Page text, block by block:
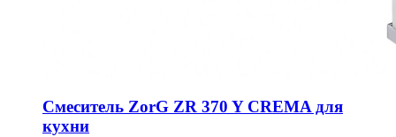
Смеситель ZorG ZR 370 Y CREMA для
кухни